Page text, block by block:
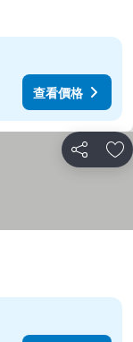
查看價格
分享 加